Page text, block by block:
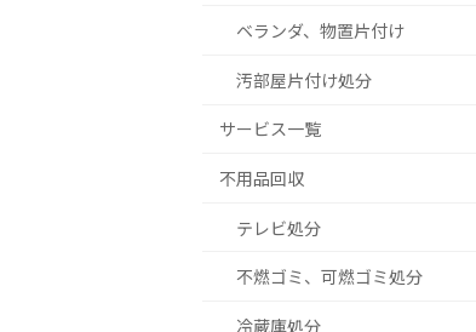
ベランダ、物置片付け
汚部屋片付け処分
サービス一覧
不用品回収
テレビ処分
不燃ゴミ、可燃ゴミ処分
冷蔵庫処分